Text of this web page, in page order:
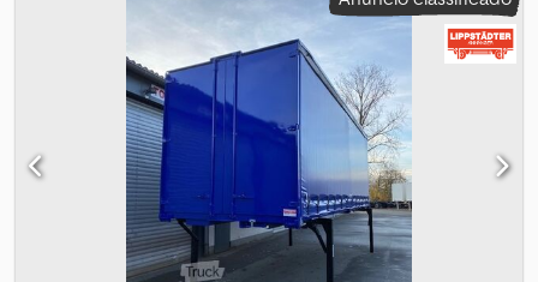
comprimento, PINTURA NOVA! Sistema AIRPIPE possível – sem
acúmulo de água ou gelo no teto! Caixa de carga intermutável
usada e recondicionada com lona deslizante, sistema BDF, 7.450
mm de comprimento. Nossos serviços: Nova pintura em uma das
212 cores RAL à escolha Crjdsu T Rvfspfx Andef (Utilize a nossa
visão geral de todas as cores RAL disponíveis no nosso site)
Tratamento com jato de areia e limpeza da parte inferior
Aplicação de proteção anticorrosiva na parte inferior Inclui novas
lonas laterais e nova lona do teto (também possível em Code XL)
Inclui novos suportes fixos ou telescópicos de fábrica (sob